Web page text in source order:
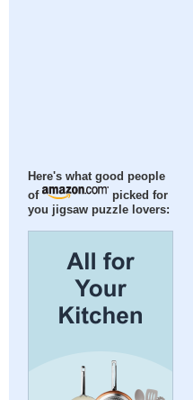
Here's what good people
of
picked for
you jigsaw puzzle lovers: